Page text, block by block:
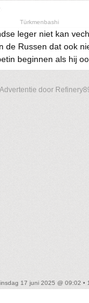
Türkmenbashi
leger niet kan
de Russen dat ook
beginnen als hij
door
17 juni 2025 @ 09:02 •